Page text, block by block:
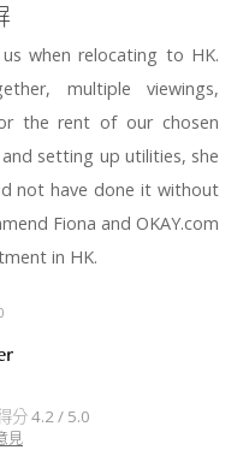
when relocating to HK.
multiple viewings,
the rent of our chosen
setting up utilities, she
not have done it without
Fiona and OKAY.com
in HK.
分 4.2 / 5.0
見